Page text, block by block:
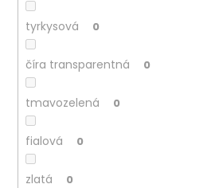
tyrkysová 0
číra transparentná 0
tmavozelená 0
fialová 0
zlatá 0